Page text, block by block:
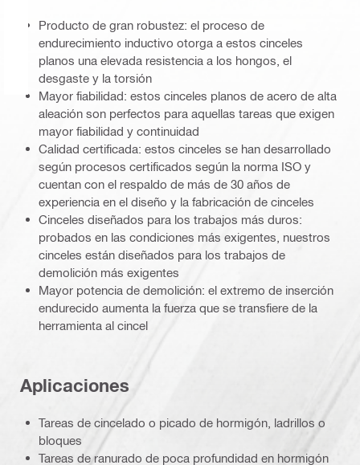
Producto de gran robustez: el proceso de
endurecimiento inductivo otorga a estos cinceles
planos una elevada resistencia a los hongos, el
desgaste y la torsión
Mayor fiabilidad: estos cinceles planos de acero de alta
aleación son perfectos para aquellas tareas que exigen
mayor fiabilidad y continuidad
Calidad certificada: estos cinceles se han desarrollado
según procesos certificados según la norma ISO y
cuentan con el respaldo de más de 30 años de
experiencia en el diseño y la fabricación de cinceles
Cinceles diseñados para los trabajos más duros:
probados en las condiciones más exigentes, nuestros
cinceles están diseñados para los trabajos de
demolición más exigentes
Mayor potencia de demolición: el extremo de inserción
endurecido aumenta la fuerza que se transfiere de la
herramienta al cincel
Aplicaciones
Tareas de cincelado o picado de hormigón, ladrillos o
bloques
Tareas de ranurado de poca profundidad en hormigón